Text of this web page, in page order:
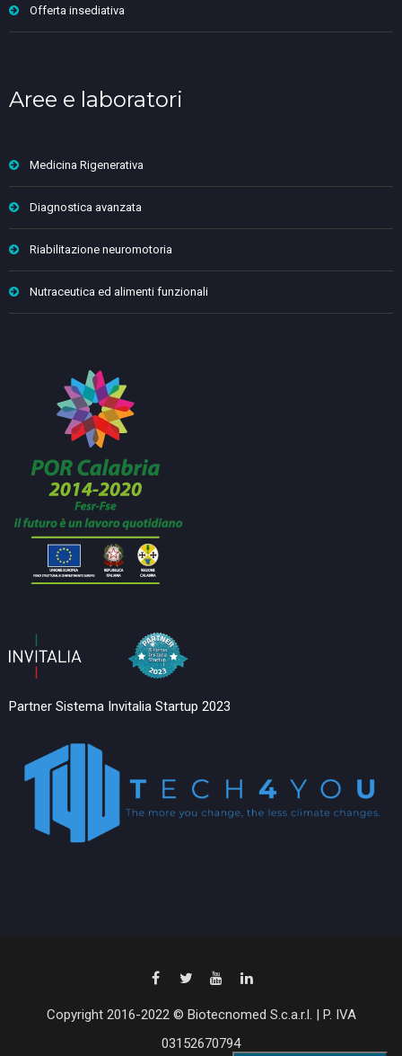
Offerta insediativa
Aree e laboratori
Medicina Rigenerativa
Diagnostica avanzata
Riabilitazione neuromotoria
Nutraceutica ed alimenti funzionali
Partner Sistema Invitalia Startup 2023
Copyright 2016-2022 © Biotecnomed S.c.a.r.l. | P. IVA
03152670794